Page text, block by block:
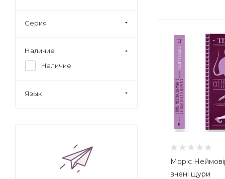
Моріс
вчені щури
Серия
Наличие
Наличие
Язык